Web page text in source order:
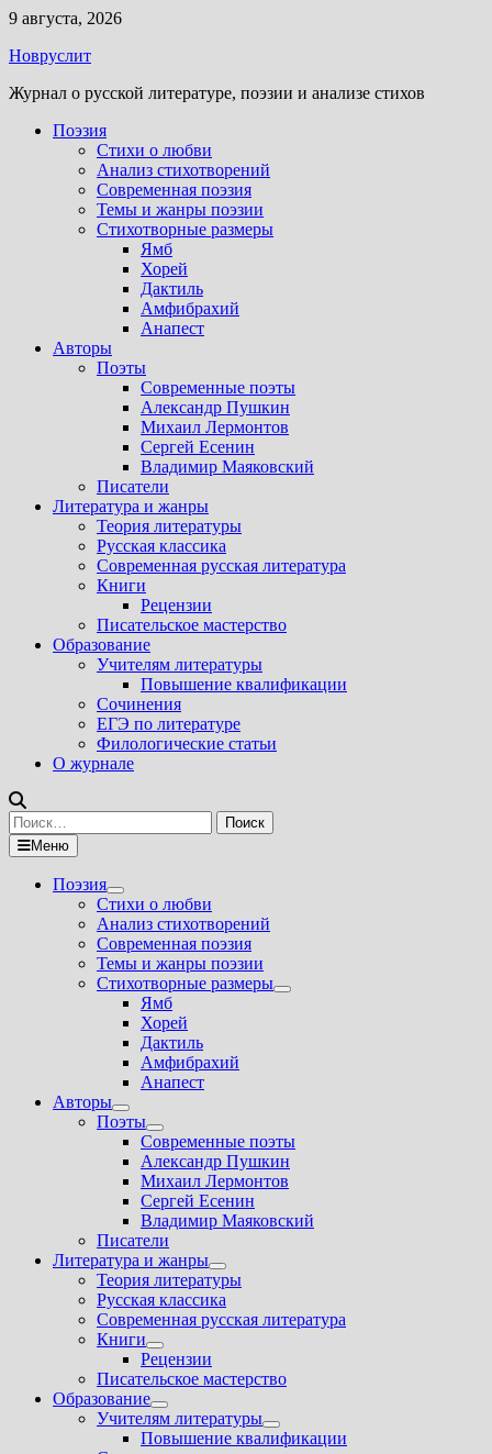
Перейти
содержимому
9 августа, 2026
Новруслит
Журнал о русской литературе, поэзии и анализе стихов
Поэзия
Стихи о любви
Анализ стихотворений
Современная поэзия
Темы и жанры поэзии
Стихотворные размеры
Ямб
Хорей
Дактиль
Амфибрахий
Анапест
Авторы
Поэты
Современные поэты
Александр Пушкин
Михаил Лермонтов
Сергей Есенин
Владимир Маяковский
Писатели
Литература и жанры
Теория литературы
Русская классика
Современная русская литература
Книги
Рецензии
Писательское мастерство
Образование
Учителям литературы
Повышение квалификации
Сочинения
ЕГЭ по литературе
Филологические статьи
О журнале
Найти:
Меню
Поэзия
Показать
подменю
Стихи о любви
Анализ стихотворений
Современная поэзия
Темы и жанры поэзии
Стихотворные размеры
Показать
Ямб
Хорей
Дактиль
Амфибрахий
Анапест
Авторы
Показать
подменю
Поэты
Показать
подменю
Современные поэты
Александр Пушкин
Михаил Лермонтов
Сергей Есенин
Владимир Маяковский
Писатели
Литература и жанры
Показать
подменю
Теория литературы
Русская классика
Современная русская литература
Книги
Показать
подменю
Рецензии
Писательское мастерство
Образование
Показать
подменю
Учителям литературы
Показать
подменю
Повышение квалификации